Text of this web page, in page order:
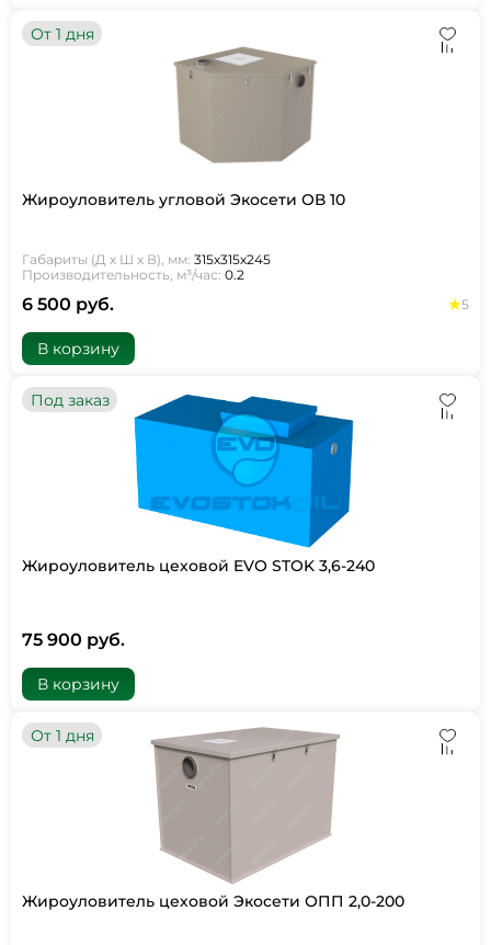
От 1 дня
Жироуловитель угловой Экосети ОВ 10
Габариты (Д х Ш х В), мм: 315х315х245
Производительность, м³/час: 0.2
6 500 руб. 5
В корзину
Под заказ
Жироуловитель цеховой EVO STOK 3,6-240
75 900 руб.
В корзину
От 1 дня
Жироуловитель цеховой Экосети ОПП 2,0-200